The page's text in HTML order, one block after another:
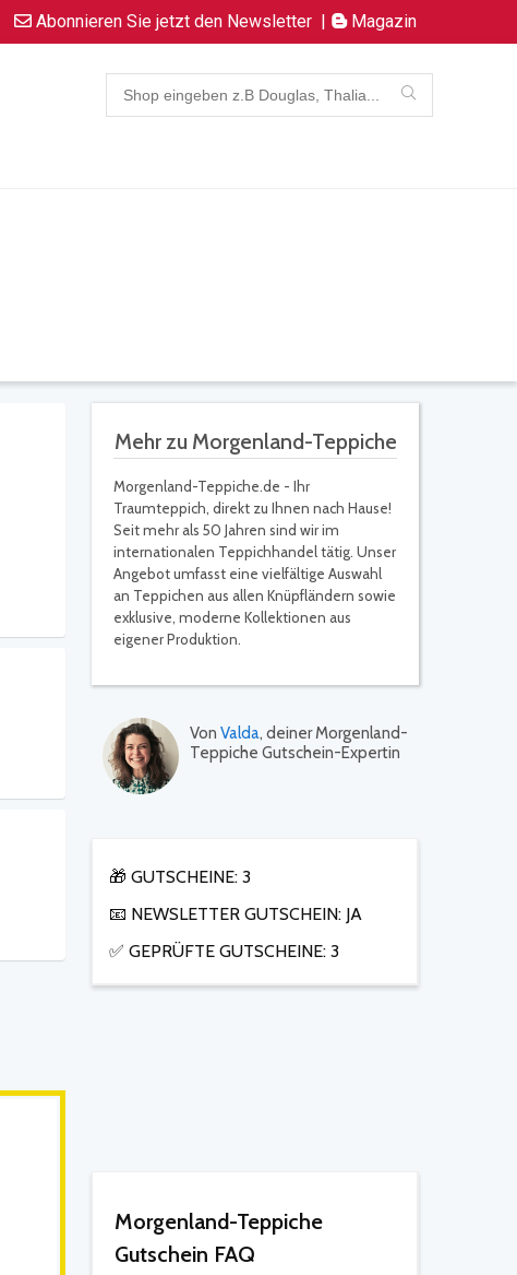
Abonnieren Sie jetzt den Newsletter | Magazin
Mehr zu Morgenland-Teppiche
Morgenland-Teppiche.de - Ihr
Traumteppich, direkt zu Ihnen nach Hause!
Seit mehr als 50 Jahren sind wir im
internationalen Teppichhandel tätig. Unser
Angebot umfasst eine vielfältige Auswahl
an Teppichen aus allen Knüpfländern sowie
exklusive, moderne Kollektionen aus
eigener Produktion.
Von Valda, deiner Morgenland-
Teppiche Gutschein-Expertin
🎁 GUTSCHEINE: 3
📧 NEWSLETTER GUTSCHEIN: JA
✅ GEPRÜFTE GUTSCHEINE: 3
Morgenland-Teppiche
Gutschein FAQ